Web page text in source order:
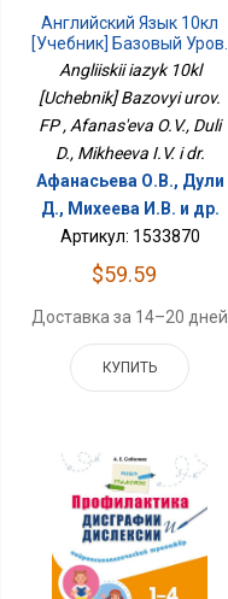
Английский Язык 10кл
[Учебник] Базовый Уров.
ФП
Angliiskii iazyk 10kl
[Uchebnik] Bazovyi urov.
FP , Afanas'eva O.V., Duli
D., Mikheeva I.V. i dr.
Афанасьева О.В., Дули
Д., Михеева И.В. и др.
Артикул: 1533870
$59.59
Доставка за 14–20 дней
КУПИТЬ